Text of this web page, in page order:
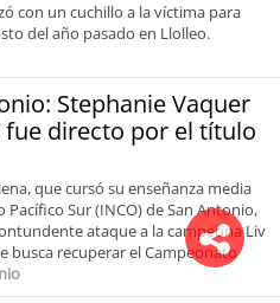
con un cuchillo a la víctima para
del año pasado en Llolleo.
Stephanie Vaquer
fue directo por el título
que cursó su enseñanza media
Sur (INCO) de San Antonio,
ataque a la campeona Liv
busca recuperar el Campeonato